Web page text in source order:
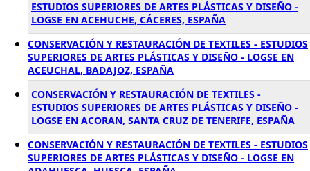
ESTUDIOS SUPERIORES DE ARTES PLÁSTICAS Y DISEÑO -
LOGSE EN ACEHUCHE, CÁCERES, ESPAÑA
CONSERVACIÓN Y RESTAURACIÓN DE TEXTILES - ESTUDIOS
SUPERIORES DE ARTES PLÁSTICAS Y DISEÑO - LOGSE EN
ACEUCHAL, BADAJOZ, ESPAÑA
CONSERVACIÓN Y RESTAURACIÓN DE TEXTILES -
ESTUDIOS SUPERIORES DE ARTES PLÁSTICAS Y DISEÑO -
LOGSE EN ACORAN, SANTA CRUZ DE TENERIFE, ESPAÑA
CONSERVACIÓN Y RESTAURACIÓN DE TEXTILES - ESTUDIOS
SUPERIORES DE ARTES PLÁSTICAS Y DISEÑO - LOGSE EN